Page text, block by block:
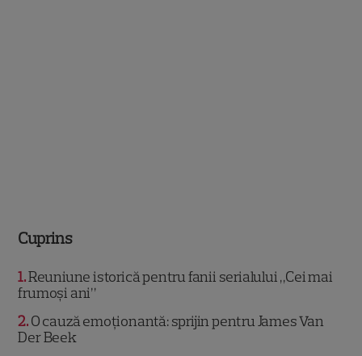
Cuprins
1 Reuniune istorică pentru fanii serialului „Cei mai
frumoși ani”
2 O cauză emoționantă: sprijin pentru James Van
Der Beek